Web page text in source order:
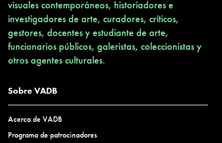
visuales contemporáneos, historiadores e
investigadores de arte, curadores, críticos,
gestores, docentes y estudiante de arte,
funcionarios públicos, galeristas, coleccionistas y
otros agentes culturales.
Sobre VADB
Acerca de VADB
Programa de patrocinadores